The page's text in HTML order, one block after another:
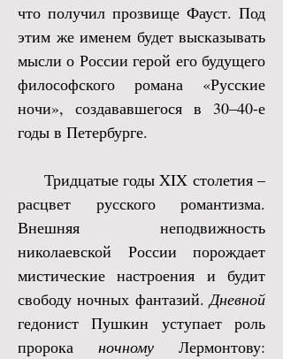
что получил прозвище Фауст. Под
этим же именем будет высказывать
мысли о России герой его будущего
философского романа «Русские
ночи», создававшегося в 30–40-е
годы в Петербурге.
Тридцатые годы XIX столетия –
расцвет русского романтизма.
Внешняя неподвижность
николаевской России порождает
мистические настроения и будит
свободу ночных фантазий.Дневной
гедонист Пушкин уступает роль
пророка ночному Лермонтову: